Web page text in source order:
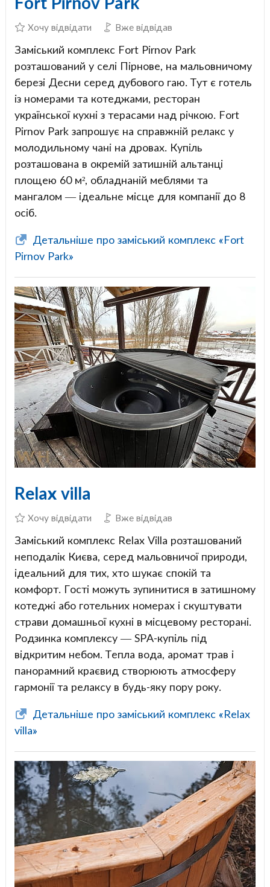
Хочу відвідати Вже відвідав
Заміський комплекс Fort Pirnov Park
розташований у селі Пірнове, на мальовничому
березі Десни серед дубового гаю. Тут є готель
із номерами та котеджами, ресторан
української кухні з терасами над річкою. Fort
Pirnov Park запрошує на справжній релакс у
молодильному чані на дровах. Купіль
розташована в окремій затишній альтанці
площею 60 м², обладнаній меблями та
мангалом — ідеальне місце для компанії до 8
осіб.
Детальніше про заміський комплекс «Fort
Pirnov Park»
Relax villa
Хочу відвідати Вже відвідав
Заміський комплекс Relax Villa розташований
неподалік Києва, серед мальовничої природи,
ідеальний для тих, хто шукає спокій та
комфорт. Гості можуть зупинитися в затишному
котеджі або готельних номерах і скуштувати
страви домашньої кухні в місцевому ресторані.
Родзинка комплексу — SPA-купіль під
відкритим небом. Тепла вода, аромат трав і
панорамний краєвид створюють атмосферу
гармонії та релаксу в будь-яку пору року.
Детальніше про заміський комплекс «Relax
villa»